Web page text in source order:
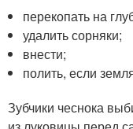
перекопать на
удалить сорняки;
внести;
полить, если
Зубчики чеснока